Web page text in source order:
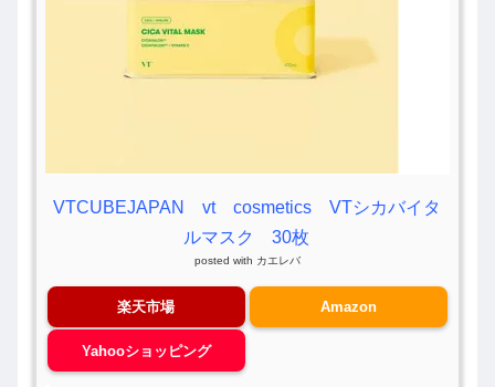
VTCUBEJAPAN vt cosmetics VTシカバイタ
ルマスク 30枚
posted with カエレバ
楽天市場 Amazon
Yahooショッピング